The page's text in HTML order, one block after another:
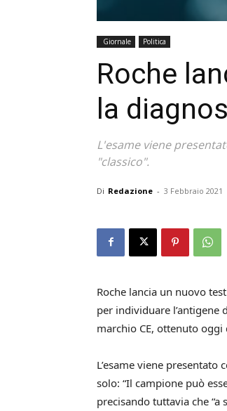
Giornale Politica
Roche
la
L'esame viene
"classico".
Di Redazione - 3 Febbraio 2021
Roche lancia un nuovo
per individuare l’antigene
marchio CE, ottenuto
L’esame viene presentato
solo: “Il campione può
precisando tuttavia che